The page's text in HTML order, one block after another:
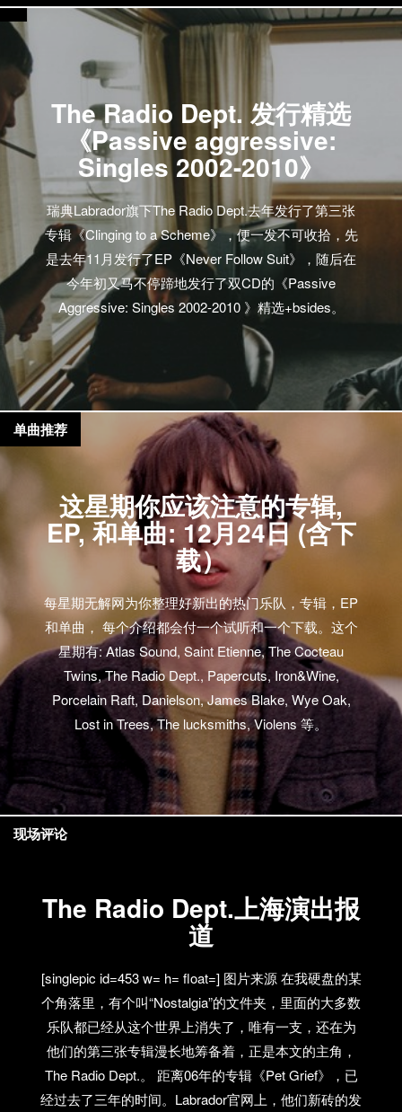
The Radio Dept. 发行精选
《Passive aggressive:
Singles 2002-2010》
瑞典Labrador旗下The Radio Dept.去年发行了第三张
专辑《Clinging to a Scheme》，便一发不可收拾，先
是去年11月发行了EP《Never Follow Suit》，随后在
今年初又马不停蹄地发行了双CD的《Passive
Aggressive: Singles 2002-2010 》精选+bsides。
这星期你应该注意的专辑,
EP, 和单曲: 12月24日 (含下
载）
每星期无解网为你整理好新出的热门乐队，专辑，EP
和单曲， 每个介绍都会付一个试听和一个下载。这个
星期有: Atlas Sound, Saint Etienne, The Cocteau
Twins, The Radio Dept., Papercuts, Iron&Wine,
Porcelain Raft, Danielson, James Blake, Wye Oak,
Lost in Trees, The lucksmiths, Violens 等。
单曲推荐
The Radio Dept.上海演出报
道
[singlepic id=453 w= h= float=] 图片来源 在我硬盘的某
个角落里，有个叫“Nostalgia”的文件夹，里面的大多数
乐队都已经从这个世界上消失了，唯有一支，还在为
他们的第三张专辑漫长地筹备着，正是本文的主角，
The Radio Dept.。 距离06年的专辑《Pet Grief》，已
经过去了三年的时间。Labrador官网上，他们新砖的发
现场评论